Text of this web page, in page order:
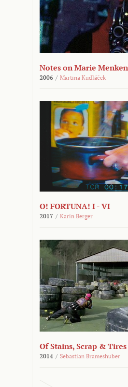
Notes on Marie Menken
2006 / Martina Kudláček
O! FORTUNA! I - VI
2017 / Karin Berger
Of Stains, Scrap & Tires
2014 / Sebastian Brameshuber